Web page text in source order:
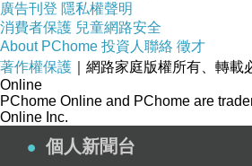
廣告刊登 隱私權聲明
消費者保護 兒童網路安全
About PChome 投資人聯絡 徵才
著作權保護 ｜網路家庭版權所有、轉載
Online
PChome Online and PChome are
Online Inc.
個人新聞台